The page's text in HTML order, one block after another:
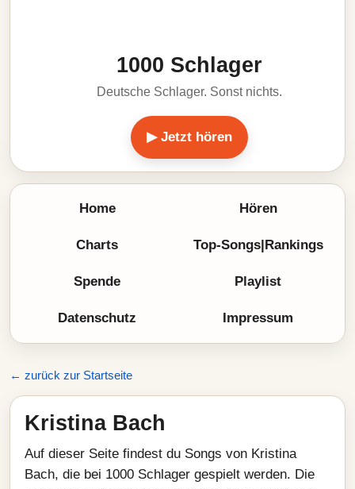
1000 Schlager
Deutsche Schlager. Sonst nichts.
▶ Jetzt hören
Home Hören
Charts Top-Songs|Rankings
Spende Playlist
Datenschutz Impressum
← zurück zur Startseite
Kristina Bach
Auf dieser Seite findest du Songs von Kristina
Bach, die bei 1000 Schlager gespielt werden. Die